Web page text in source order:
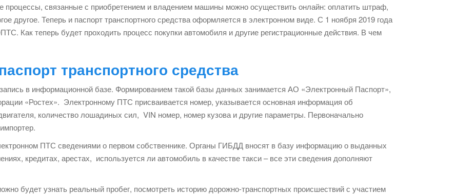
процессы, связанные с приобретением и владением машины можно осуществить онлайн: оплатить штраф,
другое. Теперь и паспорт транспортного средства оформляется в электронном виде. С 1 ноября 2019 года
Как теперь будет проходить процесс покупки автомобиля и другие регистрационные действия. В чем
транспортного средства
в информационной базе. Формированием такой базы данных занимается АО «Электронный Паспорт»,
«Ростех». Электронному ПТС присваивается номер, указывается основная информация об
количество лошадиных сил, VIN номер, номер кузова и другие параметры. Первоначально
ПТС сведениями о первом собственнике. Органы ГИБДД вносят в базу информацию о выданных
кредитах, арестах, используется ли автомобиль в качестве такси – все эти сведения дополняют
будет узнать реальный пробег, посмотреть историю дорожно-транспортных происшествий с участием